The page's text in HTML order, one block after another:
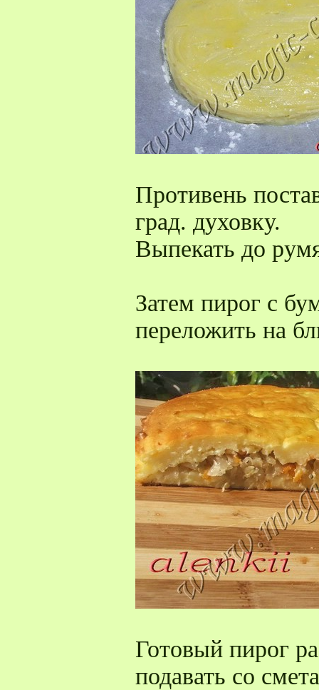
Противень
град. духовку.
Выпекать до
Затем пирог с
переложить на
Готовый пирог
подавать со